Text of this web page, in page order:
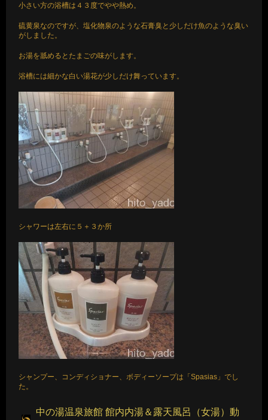
小さい方の浴槽は４３度でやや熱め。
硫黄泉なのですが、塩化物泉のような石膏臭と少しだけ魚のような臭い
がしました。
お湯を舐めるとたまごの味がします。
浴槽には細かな白い湯花が少しだけ舞っています。
シャワーは左右に５＋３か所
シャンプー、コンディショナー、ボディーソープは「Spasias」でし
た。
中の湯温泉旅館 館内内湯＆露天風呂（女湯）動